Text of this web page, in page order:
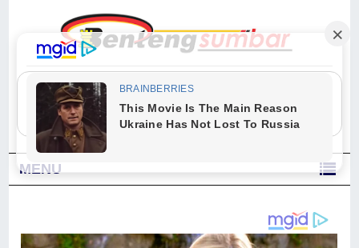
"Sesungguhnya Allah dan para malaikat-Nya berselawat untuk Nabi.
Wahai orang-orang yang beriman, berselawatlah kamu untuk Nabi dan
ucapkanlah salam dengan penuh penghormatan kepadanya." (Qs. Al
Ahzab Ayat 56)
MENU